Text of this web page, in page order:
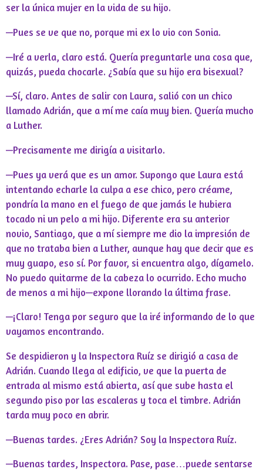
ser la única mujer en la vida de su hijo.
—Pues se ve que no, porque mi ex lo vio con Sonia.
—Iré a verla, claro está. Quería preguntarle una cosa que,
quizás, pueda chocarle. ¿Sabía que su hijo era bisexual?
—Sí, claro. Antes de salir con Laura, salió con un chico
llamado Adrián, que a mí me caía muy bien. Quería mucho
a Luther.
—Precisamente me dirigía a visitarlo.
—Pues ya verá que es un amor. Supongo que Laura está
intentando echarle la culpa a ese chico, pero créame,
pondría la mano en el fuego de que jamás le hubiera
tocado ni un pelo a mi hijo. Diferente era su anterior
novio, Santiago, que a mí siempre me dio la impresión de
que no trataba bien a Luther, aunque hay que decir que es
muy guapo, eso sí. Por favor, si encuentra algo, dígamelo.
No puedo quitarme de la cabeza lo ocurrido. Echo mucho
de menos a mi hijo—expone llorando la última frase.
—¡Claro! Tenga por seguro que la iré informando de lo que
vayamos encontrando.
Se despidieron y la Inspectora Ruíz se dirigió a casa de
Adrián. Cuando llega al edificio, ve que la puerta de
entrada al mismo está abierta, así que sube hasta el
segundo piso por las escaleras y toca el timbre. Adrián
tarda muy poco en abrir.
—Buenas tardes. ¿Eres Adrián? Soy la Inspectora Ruíz.
—Buenas tardes, Inspectora. Pase, pase…puede sentarse